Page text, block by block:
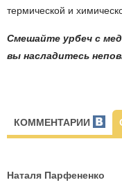
термической и
Смешайте урбеч с
вы насладитесь
КОММЕНТАРИИ
Наталя Парфененко